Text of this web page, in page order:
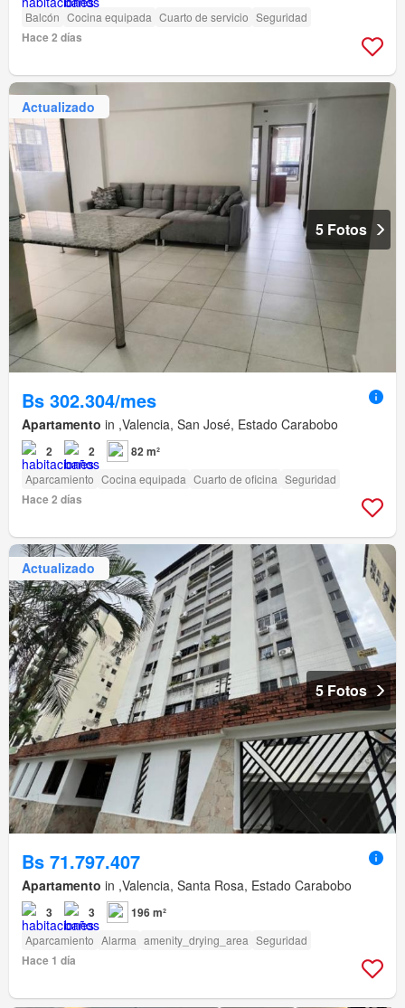
Balcón Cocina equipada Cuarto de servicio Seguridad
Hace 2 días
Actualizado
5 Fotos
Bs 302.304/mes
Apartamento in ,Valencia, San José, Estado Carabobo
2 2 82 m²
Aparcamiento Cocina equipada Cuarto de oficina Seguridad
Hace 2 días
Actualizado
5 Fotos
Bs 71.797.407
Apartamento in ,Valencia, Santa Rosa, Estado Carabobo
3 3 196 m²
Aparcamiento Alarma amenity_drying_area Seguridad
Hace 1 día